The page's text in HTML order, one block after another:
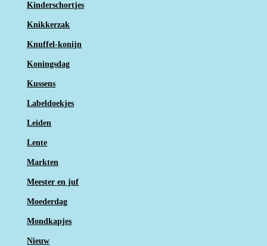
Kinderschortjes
Knikkerzak
Knuffel-konijn
Koningsdag
Kussens
Labeldoekjes
Leiden
Lente
Markten
Meester en juf
Moederdag
Mondkapjes
Nieuw